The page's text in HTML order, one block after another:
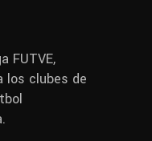
FUTVE,
los clubes de